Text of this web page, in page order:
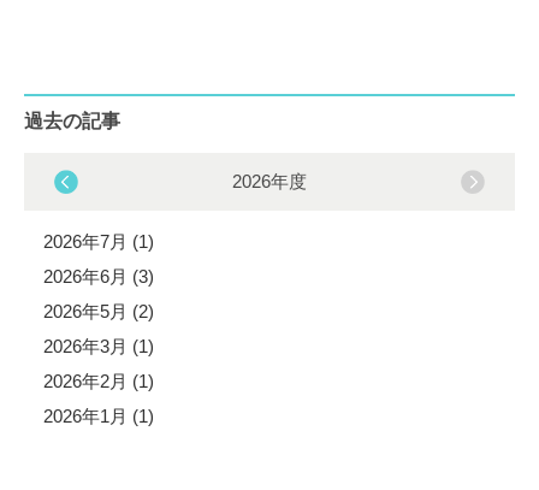
過去の記事
2026年度
2026年7月 (1)
2026年6月 (3)
2026年5月 (2)
2026年3月 (1)
2026年2月 (1)
2026年1月 (1)